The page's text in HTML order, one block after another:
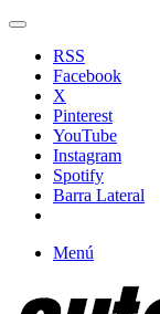
RSS
Facebook
X
Pinterest
YouTube
Instagram
Spotify
Barra Lateral
Menú